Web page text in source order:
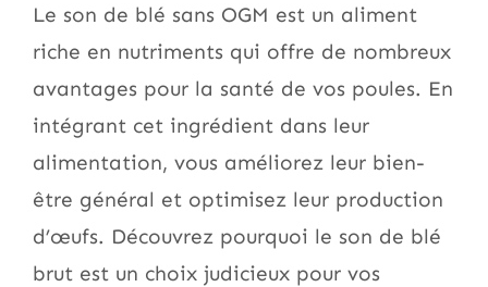
Le son de blé sans OGM est un aliment
riche en nutriments qui offre de nombreux
avantages pour la santé de vos poules. En
intégrant cet ingrédient dans leur
alimentation, vous améliorez leur bien-
être général et optimisez leur production
d’œufs. Découvrez pourquoi le son de blé
brut est un choix judicieux pour vos